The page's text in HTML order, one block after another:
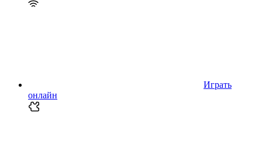
Играть
онлайн